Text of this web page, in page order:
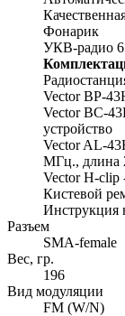
Фонарик
УКВ-радио
Vector BP-
Vector BC-
устройство
Vector AL-
МГц., длина
Vector H-clip
Кистевой
Инструкция
Разъем
SMA-female
Вес, гр.
196
Вид модуляции
FM (W/N)